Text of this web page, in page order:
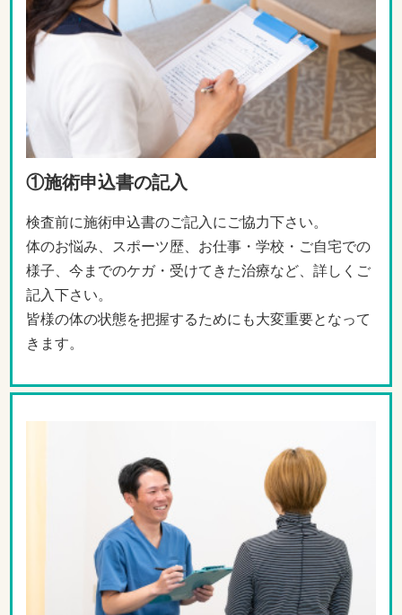
①施術申込書の記入
検査前に施術申込書のご記入にご協力下さい。
体のお悩み、スポーツ歴、お仕事・学校・ご自宅での
様子、今までのケガ・受けてきた治療など、詳しくご
記入下さい。
皆様の体の状態を把握するためにも大変重要となって
きます。